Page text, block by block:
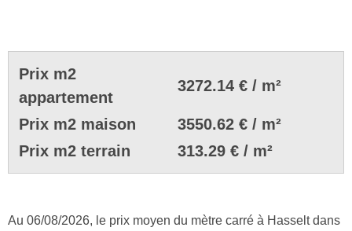
Prix m2
appartement
3272.14 € / m²
Prix m2 maison
3550.62 € / m²
Prix m2 terrain
313.29 € / m²
Au 06/08/2026, le prix moyen du mètre carré à Hasselt dans